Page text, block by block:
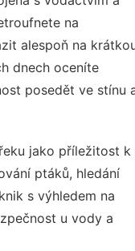
na
alespoň na
dnech oceníte
posedět ve stínu
jako příležitost k
ptáků, hledání
s výhledem na
u vody a